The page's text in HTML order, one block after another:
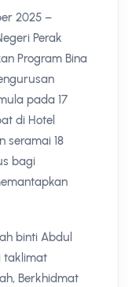
2025 –
Perak
Program Bina
pada 17
di Hotel
seramai 18
bagi
binti Abdul
taklimat
Berkhidmat